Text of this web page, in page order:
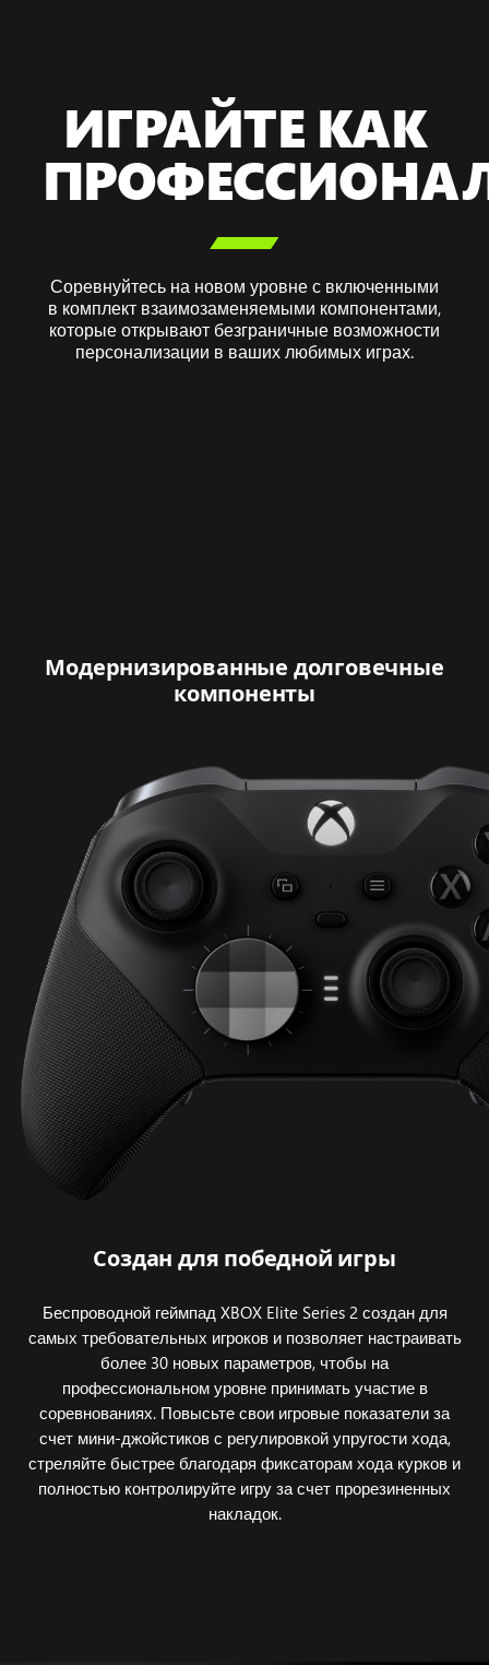
ИГРАЙТЕ КАК

Соревнуйтесь на новом уровне с включенными
в комплект взаимозаменяемыми компонентами,
которые открывают безграничные возможности
персонализации в ваших любимых играх.
Модернизированные долговечные
компоненты
Создан для победной игры
Беспроводной геймпад XBOX Elite Series 2 создан для
самых требовательных игроков и позволяет настраивать
более 30 новых параметров, чтобы на
профессиональном уровне принимать участие в
соревнованиях. Повысьте свои игровые показатели за
счет мини-джойстиков с регулировкой упругости хода,
стреляйте быстрее благодаря фиксаторам хода курков и
полностью контролируйте игру за счет прорезиненных
накладок.